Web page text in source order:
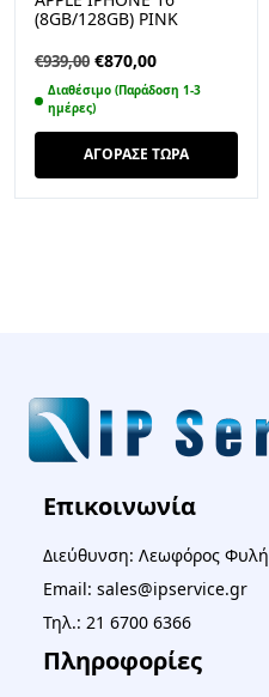
(8GB/128GB) PINK
€939,00 Original
price
was:
€939,00.
€870,00Η
τρέχουσα
είναι:
€870,00.
Διαθέσιμο (Παράδοση 1-3
ημέρες)
ΑΓΟΡΑΣΕ ΤΩΡΑ
Επικοινωνία
Διεύθυνση: Λεωφόρος
Email: sales@ipservice.gr
Τηλ.: 21 6700 6366
Πληροφορίες